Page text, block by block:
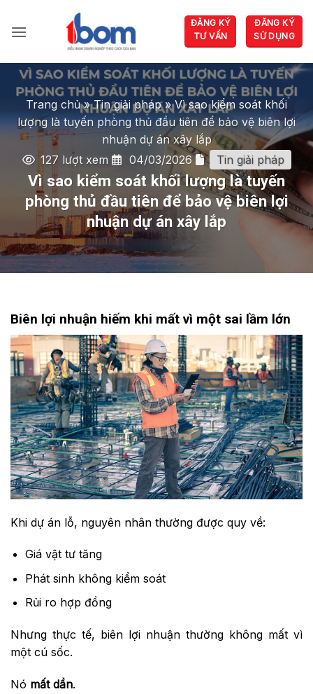
qua
dung
ĐĂNG KÝ
TƯ VẤN
ĐĂNG KÝ
SỬ DỤNG
Trang chủ»Tin giải pháp»Vì sao kiểm soát khối
lượng là tuyến phòng thủ đầu tiên để bảo vệ biên lợi
nhuận dự án xây lắp
127 lượt xem
04/03/2026 Tin giải pháp
Vì sao kiểm soát khối lượng là tuyến
phòng thủ đầu tiên để bảo vệ biên lợi
nhuận dự án xây lắp
Biên lợi nhuận hiếm khi mất vì một sai lầm lớn
Khi dự án lỗ, nguyên nhân thường được quy về:
Giá vật tư tăng
Phát sinh không kiểm soát
Rủi ro hợp đồng
Nhưng thực tế, biên lợi nhuận thường không mất vì
một cú sốc.
Nó mất dần.